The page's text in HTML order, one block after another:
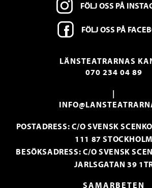
FÖLJ OSS PÅ
FÖLJ OSS PÅ
LÄNSTEATRARNAS
070 234 04 89
|
POSTADRESS: C/O SVENSK
111 87 STOCKHOLM
BESÖKSADRESS: C/O SVENSK
JARLSGATAN 39
SAMARBETEN